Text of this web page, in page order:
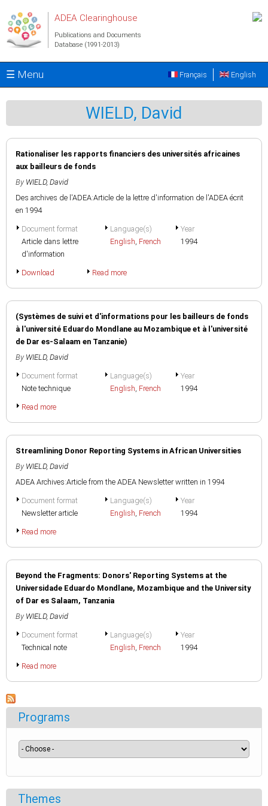
ADEA Clearinghouse
Publications and Documents
Database (1991-2013)
☰ Menu English
Français
WIELD, David
Rationaliser les rapports financiers des universités africaines
aux bailleurs de fonds
By WIELD, David
Des archives de l'ADEA:Article de la lettre d'information de l'ADEA écrit
en 1994
Document format
Article dans lettre
d'information
Language(s)
English, French
Year
1994
Download Read more
(Systèmes de suivi et d'informations pour les bailleurs de fonds
à l'université Eduardo Mondlane au Mozambique et à l'université
de Dar es-Salaam en Tanzanie)
By WIELD, David
Document format
Note technique
Language(s)
English, French
Year
1994
Read more
Streamlining Donor Reporting Systems in African Universities
By WIELD, David
ADEA Archives:Article from the ADEA Newsletter written in 1994
Document format
Newsletter article
Language(s)
English, French
Year
1994
Read more
Beyond the Fragments: Donors' Reporting Systems at the
Universidade Eduardo Mondlane, Mozambique and the University
of Dar es Salaam, Tanzania
By WIELD, David
Document format
Technical note
Language(s)
English, French
Year
1994
Read more
Programs
Themes